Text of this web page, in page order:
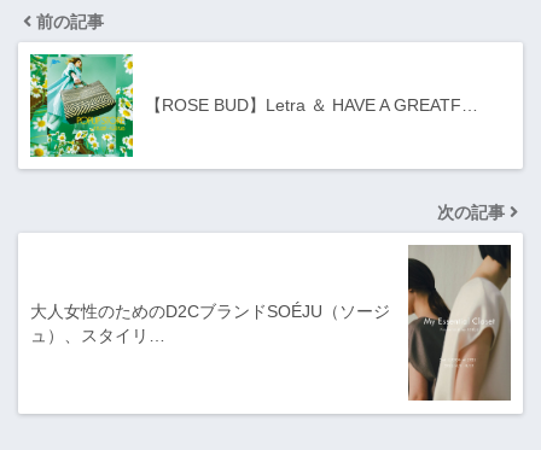
前の記事
【ROSE BUD】Letra ＆ HAVE A GREATF…
次の記事
大人女性のためのD2CブランドSOÉJU（ソージ
ュ）、スタイリ…